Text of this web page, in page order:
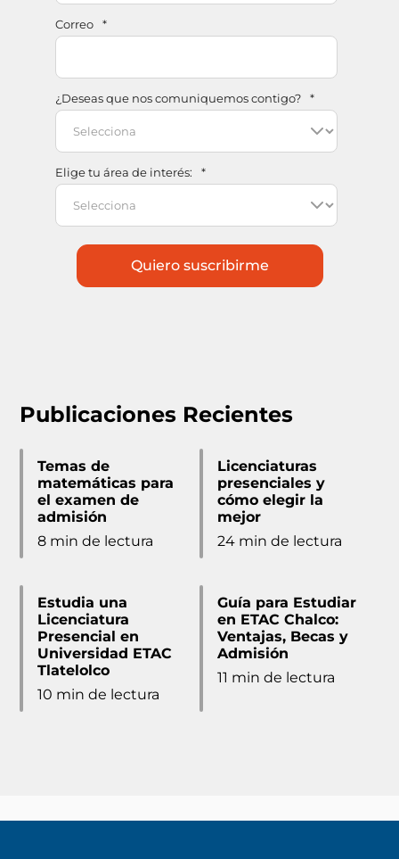
Correo *
¿Deseas que nos comuniquemos contigo? *
Elige tu área de interés: *
Publicaciones Recientes
Temas de
matemáticas para
el examen de
admisión
8 min de lectura
Licenciaturas
presenciales y
cómo elegir la
mejor
24 min de lectura
Estudia una
Licenciatura
Presencial en
Universidad ETAC
Tlatelolco
10 min de lectura
Guía para Estudiar
en ETAC Chalco:
Ventajas, Becas y
Admisión
11 min de lectura